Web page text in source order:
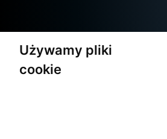
Używamy pliki
cookie